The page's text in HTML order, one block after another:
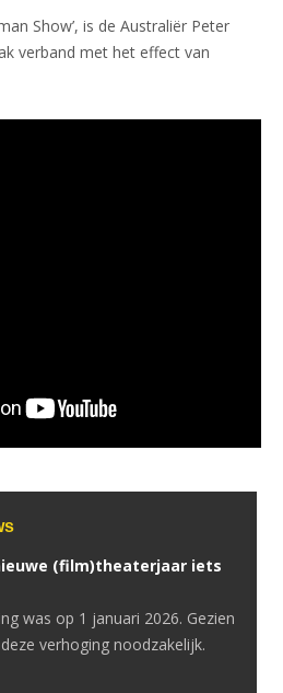
Show’, is de Australiër Peter
verband met het effect van
(film)theaterjaar iets
was op 1 januari 2026. Gezien
verhoging noodzakelijk.